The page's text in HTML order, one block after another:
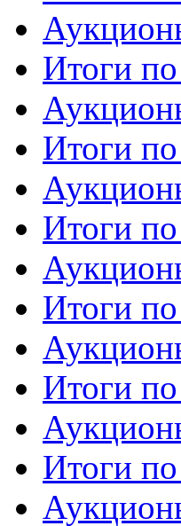
Итоги
Итоги
Итоги
Итоги
Итоги
Итоги